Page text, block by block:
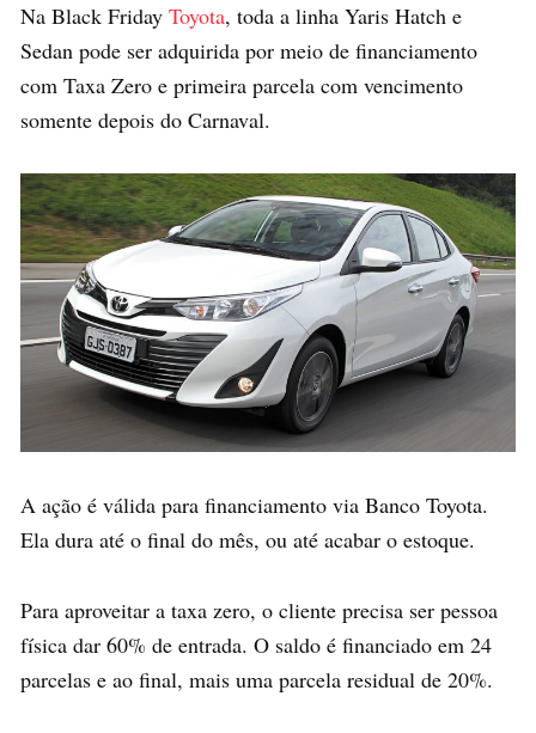
Na Black Friday Toyota, toda a linha Yaris Hatch e
Sedan pode ser adquirida por meio de financiamento
com Taxa Zero e primeira parcela com vencimento
somente depois do Carnaval.
A ação é válida para financiamento via Banco Toyota.
Ela dura até o final do mês, ou até acabar o estoque.
Para aproveitar a taxa zero, o cliente precisa ser pessoa
física dar 60% de entrada. O saldo é financiado em 24
parcelas e ao final, mais uma parcela residual de 20%.